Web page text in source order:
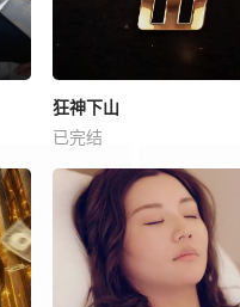
狂神下山
已完结